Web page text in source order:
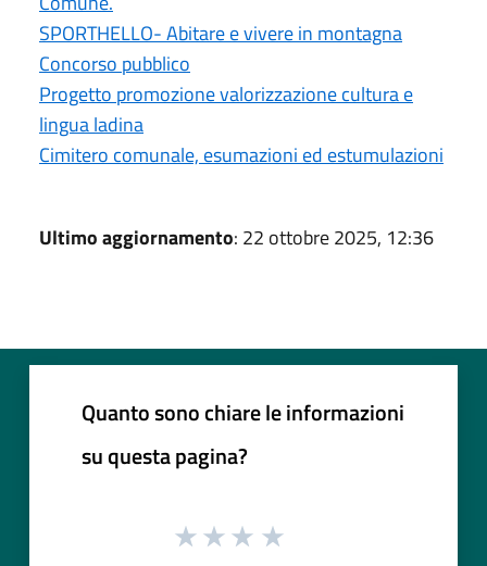
SPORTHELLO- Abitare e vivere in montagna
Concorso pubblico
Progetto promozione valorizzazione cultura e
lingua ladina
Cimitero comunale, esumazioni ed estumulazioni
Ultimo aggiornamento: 22 ottobre 2025, 12:36
Quanto sono chiare le informazioni
su questa pagina?